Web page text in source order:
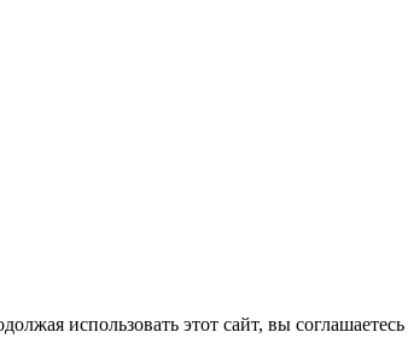
использовать этот сайт, вы